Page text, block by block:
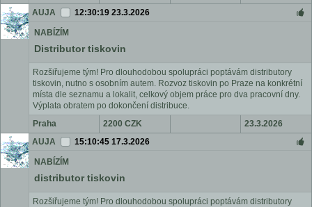
AUJA
12:30:19 23.3.2026
NABÍZÍM
Distributor tiskovin
Rozšiřujeme tým! Pro dlouhodobou spolupráci poptávám distributory
tiskovin, nutno s osobním autem. Rozvoz tiskovin po Praze na konkrétní
místa dle seznamu a lokalit, celkový objem práce pro dva pracovní dny.
Výplata obratem po dokončení distribuce.
Praha
2200 CZK
23.3.2026
AUJA
15:10:45 17.3.2026
NABÍZÍM
distributor tiskovin
Rozšiřujeme tým! Pro dlouhodobou spolupráci poptávám distributory